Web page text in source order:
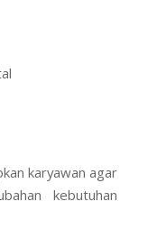
karyawan agar
kebutuhan